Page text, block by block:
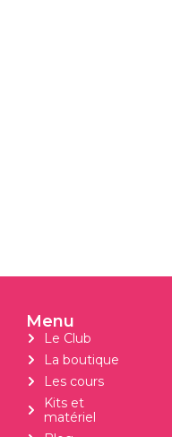
Menu
Le Club
La boutique
Les cours
Kits et
matériel